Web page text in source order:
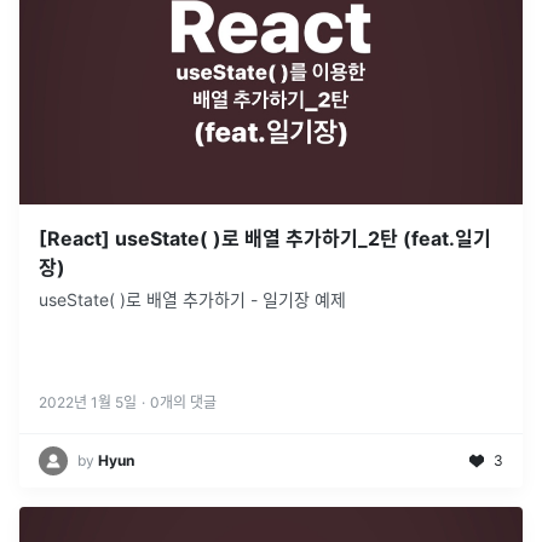
[React] useState( )로 배열 추가하기_2탄 (feat.일기
장)
useState( )로 배열 추가하기 - 일기장 예제
2022년 1월 5일 · 0개의 댓글
by Hyun 3